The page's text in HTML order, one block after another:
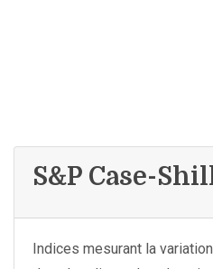
S&P Case-
Indices mesurant la